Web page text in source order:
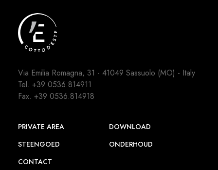
Via Emilia Romagna, 31 - 41049 Sassuolo (MO) - Italy
Tel.+39 0536.814911
Fax. +39 0536.814918
PRIVATE AREA
DOWNLOAD
STEENGOED
ONDERHOUD
CONTACT